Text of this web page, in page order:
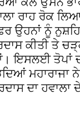
ਰਾਹ ਰੋਕ
ਉਹਨਾਂ ਨੂੰ
ਕੀਤੀ ਤੇ
ਇਸਲਈ ਤੋਪਾਂ
ਮਹਾਰਾਜਾ
ਦਾ